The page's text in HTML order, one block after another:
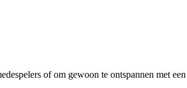
of om gewoon te ontspannen met een